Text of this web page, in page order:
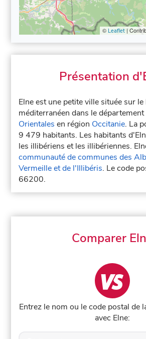
© Leaflet|
Présentation
Elne est une petite ville située sur
méditerranéen dans le département
Orientales en région Occitanie. La
9 479 habitants. Les habitants
les illibériens et les illibériennes.
communauté de communes des
Vermeille et de l'Illibéris. Le code
66200.
Comparer
Entrez le nom ou le code postal de
avec Elne: